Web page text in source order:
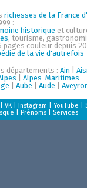
richesses de la France
:
historique et
, tourisme,
pages couleur depuis
de la vie d'autrefois
départements : Ain
Alpes-Maritimes
Aube Aude
VK| Instagram YouTube
Prénoms| Services